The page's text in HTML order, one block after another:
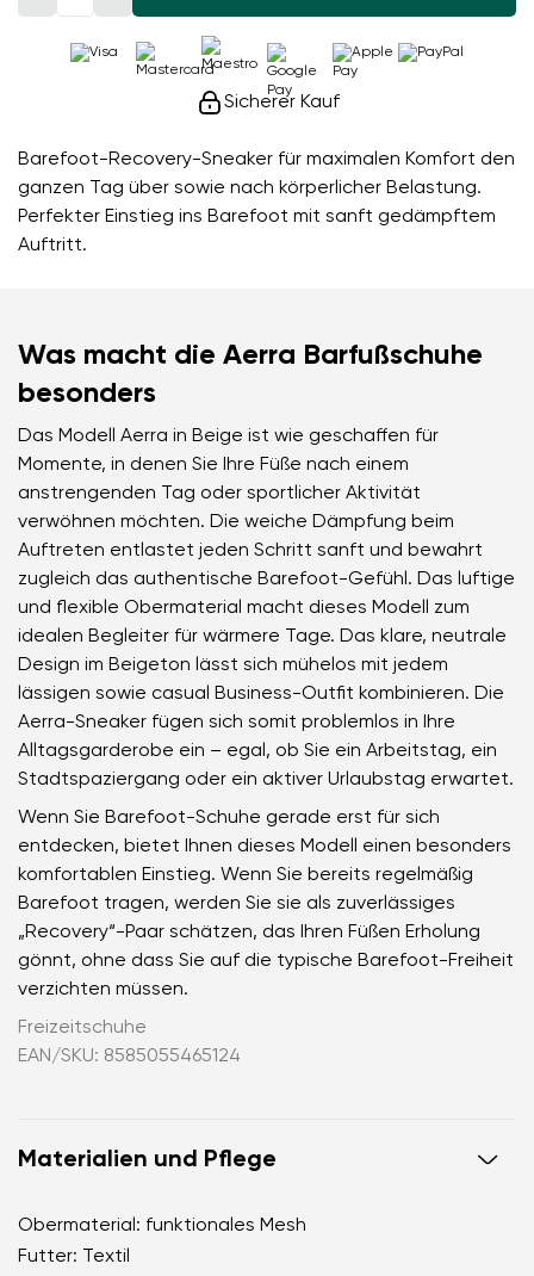
Barefoot-Recovery-Sneaker für maximalen Komfort den
ganzen Tag über sowie nach körperlicher Belastung.
Perfekter Einstieg ins Barefoot mit sanft gedämpftem
Auftritt.
Sicherer Kauf
Was macht die Aerra Barfußschuhe
besonders
Das Modell Aerra in Beige ist wie geschaffen für
Momente, in denen Sie Ihre Füße nach einem
anstrengenden Tag oder sportlicher Aktivität
verwöhnen möchten. Die weiche Dämpfung beim
Auftreten entlastet jeden Schritt sanft und bewahrt
zugleich das authentische Barefoot-Gefühl. Das luftige
und flexible Obermaterial macht dieses Modell zum
idealen Begleiter für wärmere Tage. Das klare, neutrale
Design im Beigeton lässt sich mühelos mit jedem
lässigen sowie casual Business-Outfit kombinieren. Die
Aerra-Sneaker fügen sich somit problemlos in Ihre
Alltagsgarderobe ein – egal, ob Sie ein Arbeitstag, ein
Stadtspaziergang oder ein aktiver Urlaubstag erwartet.
Wenn Sie Barefoot-Schuhe gerade erst für sich
entdecken, bietet Ihnen dieses Modell einen besonders
komfortablen Einstieg. Wenn Sie bereits regelmäßig
Barefoot tragen, werden Sie sie als zuverlässiges
„Recovery“-Paar schätzen, das Ihren Füßen Erholung
gönnt, ohne dass Sie auf die typische Barefoot-Freiheit
verzichten müssen.
Freizeitschuhe
EAN/SKU: 8585055465124
Materialien und Pflege
Obermaterial: funktionales Mesh
Futter: Textil